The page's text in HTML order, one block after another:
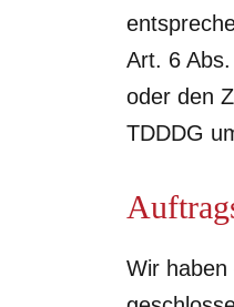
Art. 6
oder den
TDDDG
Wir haben